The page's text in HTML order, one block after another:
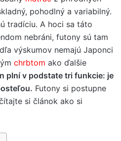
pohodlný a variabilný.
tradíciu. A hoci sa táto
nebráni, futony sú tam
výskumov nemajú Japonci
chrbtom ako ďalšie
plní v podstate tri funkcie: je
Futony si postupne
si článok ako si